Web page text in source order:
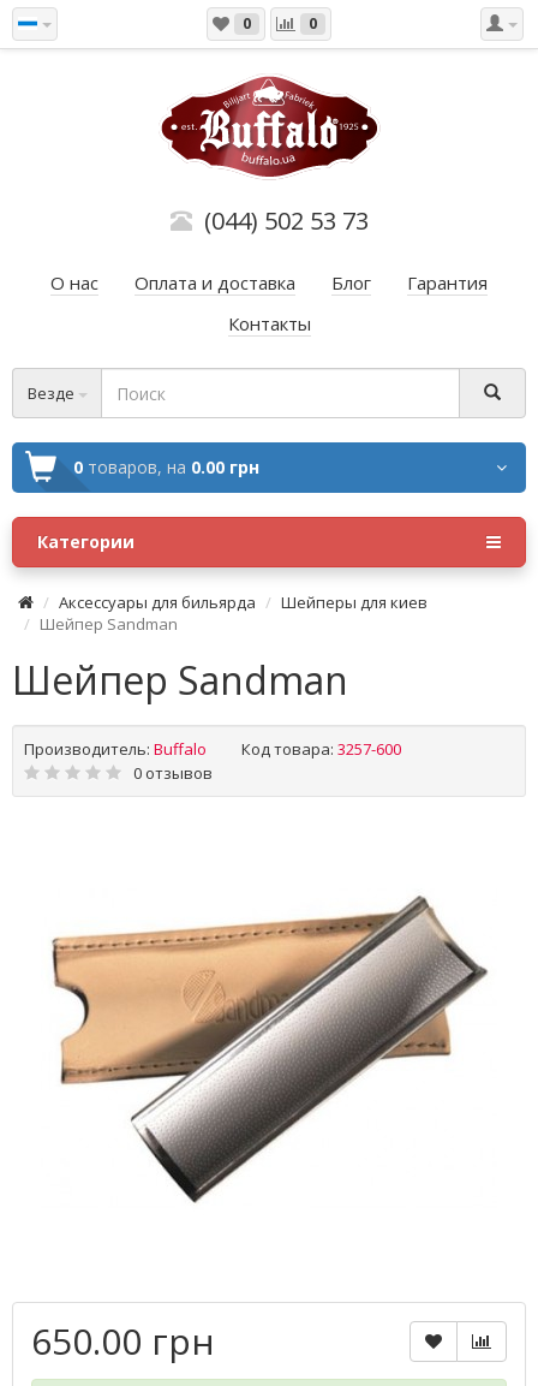
0 0
(044) 502 53 73
О нас Оплата и доставка Блог
Гарантия
Контакты
Везде
0 товаров, на 0.00 грн
Категории
Аксессуары для бильярда
Шейперы для киев
Шейпер Sandman
Шейпер Sandman
Производитель: Buffalo Код товара: 3257-600
0 отзывов
650.00 грн